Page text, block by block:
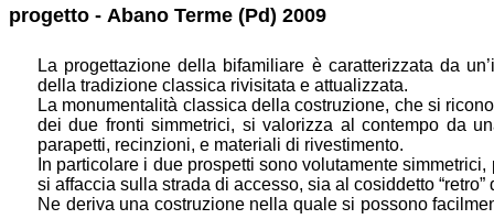
progetto - Abano Terme (Pd) 2009
La progettazione della bifamiliare è caratterizzata da
della tradizione classica rivisitata e attualizzata.
La monumentalità classica della costruzione, che si
dei due fronti simmetrici, si valorizza al contempo da
parapetti, recinzioni, e materiali di rivestimento.
In particolare i due prospetti sono volutamente
si affaccia sulla strada di accesso, sia al cosiddetto
Ne deriva una costruzione nella quale si possono